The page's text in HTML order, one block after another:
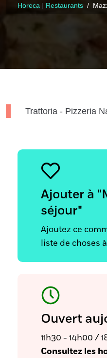
Horeca | Restaurants
Trattoria - Pizzeria
Ajouter à
séjour"
Ajoutez ce
liste de choses
Ouvert
11h30 - 14h00 /
Consultez les